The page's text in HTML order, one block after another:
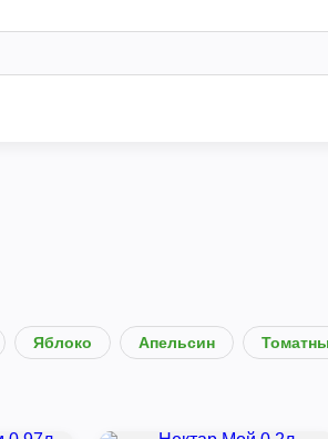
Яблоко Апельсин